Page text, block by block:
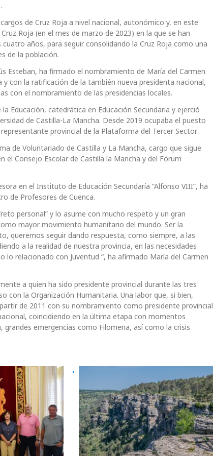
de Cruz Roja a nivel nacional, autonómico y, en este
Roja (en el mes de marzo de 2023) en la que se han
años, para seguir consolidando la Cruz Roja como una
de la población.
Esteban, ha firmado el nombramiento de María del Carmen
con la ratificación de la también nueva presidenta nacional,
con el nombramiento de las presidencias locales.
Educación, catedrática en Educación Secundaria y ejerció
de Castilla-La Mancha. Desde 2019 ocupaba el puesto
provincial de la Plataforma del Tercer Sector.
de Voluntariado de Castilla y La Mancha, cargo que sigue
Consejo Escolar de Castilla la Mancha y del Fórum
en el Instituto de Educación Secundaría “Alfonso VIII”, ha
de Profesores de Cuenca.
personal” y lo asume con mucho respeto y un gran
mayor movimiento humanitario del mundo. Ser la
queremos seguir dando respuesta, como siempre, a las
a la realidad de nuestra provincia, en las necesidades
relacionado con Juventud “, ha afirmado María del Carmen
a quien ha sido presidente provincial durante las tres
con la Organización Humanitaria. Una labor que, si bien,
de 2011 con su nombramiento como presidente provincial
coincidiendo en la última etapa con momentos
emergencias como Filomena, así como la crisis